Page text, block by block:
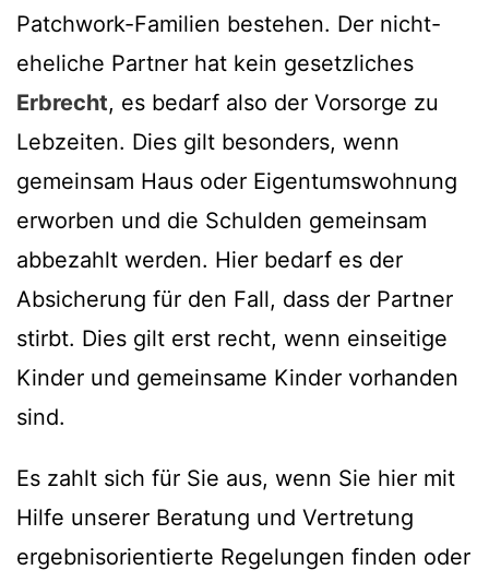
Patchwork-Familien bestehen. Der nicht-
eheliche Partner hat kein gesetzliches
Erbrecht, es bedarf also der Vorsorge zu
Lebzeiten. Dies gilt besonders, wenn
gemeinsam Haus oder Eigentumswohnung
erworben und die Schulden gemeinsam
abbezahlt werden. Hier bedarf es der
Absicherung für den Fall, dass der Partner
stirbt. Dies gilt erst recht, wenn einseitige
Kinder und gemeinsame Kinder vorhanden
sind.
Es zahlt sich für Sie aus, wenn Sie hier mit
Hilfe unserer Beratung und Vertretung
ergebnisorientierte Regelungen finden oder